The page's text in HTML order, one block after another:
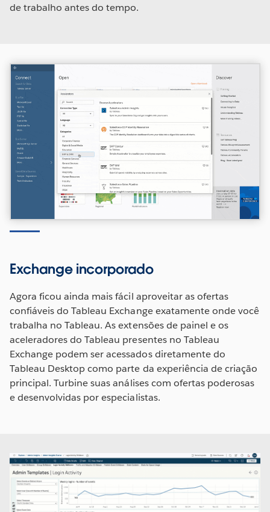
de trabalho antes do tempo.
Exchange incorporado
Agora ficou ainda mais fácil aproveitar as ofertas
confiáveis do Tableau Exchange exatamente onde você
trabalha no Tableau. As extensões de painel e os
aceleradores do Tableau presentes no Tableau
Exchange podem ser acessados diretamente do
Tableau Desktop como parte da experiência de criação
principal. Turbine suas análises com ofertas poderosas
e desenvolvidas por especialistas.